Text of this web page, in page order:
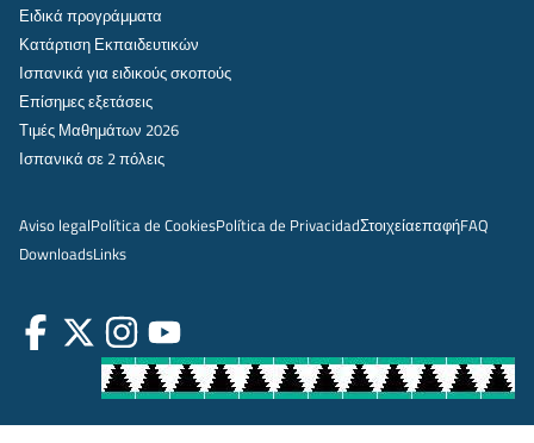
Ειδικά προγράμματα
Κατάρτιση Εκπαιδευτικών
Ισπανικά για ειδικούς σκοπούς
Επίσημες εξετάσεις
Τιμές Μαθημάτων 2026
Ισπανικά σε 2 πόλεις
Aviso legalPolítica de CookiesPolítica de PrivacidadΣτοιχείαεπαφήFAQ
DownloadsLinks